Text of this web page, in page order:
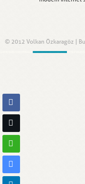
© 2012 Volkan Özkaragöz | Bu